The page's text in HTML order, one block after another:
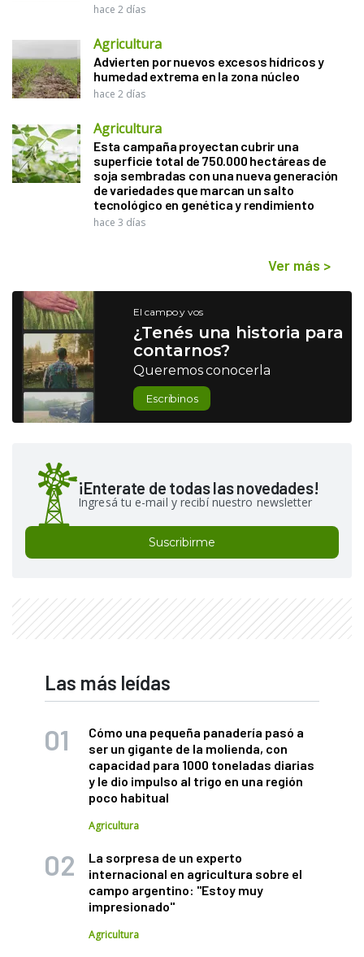
hace 2 días
Agricultura
Advierten por nuevos excesos hídricos y
humedad extrema en la zona núcleo
hace 2 días
Agricultura
Esta campaña proyectan cubrir una
superficie total de 750.000 hectáreas de
soja sembradas con una nueva generación
de variedades que marcan un salto
tecnológico en genética y rendimiento
hace 3 días
Ver más >
El campo y vos
¿Tenés una historia para
contarnos?
Queremos conocerla
Escribinos
¡Enterate de todas las novedades!
Ingresá tu e-mail y recibí nuestro newsletter
Suscribirme
Las más leídas
Cómo una pequeña panadería pasó a
ser un gigante de la molienda, con
capacidad para 1000 toneladas diarias
y le dio impulso al trigo en una región
poco habitual
Agricultura
La sorpresa de un experto
internacional en agricultura sobre el
campo argentino: "Estoy muy
impresionado"
Agricultura